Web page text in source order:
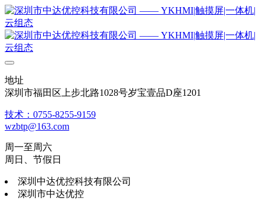
地址
深圳市福田区上步北路1028号岁宝壹品D座1201
技术：0755-8255-9159
wzbtp@163.com
周一至周六
周日、节假日
深圳中达优控科技有限公司
深圳市中达优控